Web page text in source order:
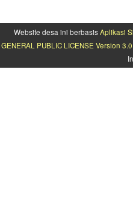
Website desa ini berbasisAplikasi
GENERAL PUBLIC LICENSE Version 3.0